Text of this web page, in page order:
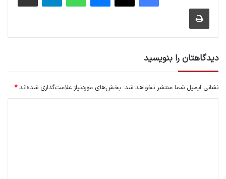
چاپ
دیدگاهتان را بنویسید
نشانی ایمیل شما منتشر نخواهد شد. بخش‌های موردنیاز علامت‌گذاری شده‌اند*